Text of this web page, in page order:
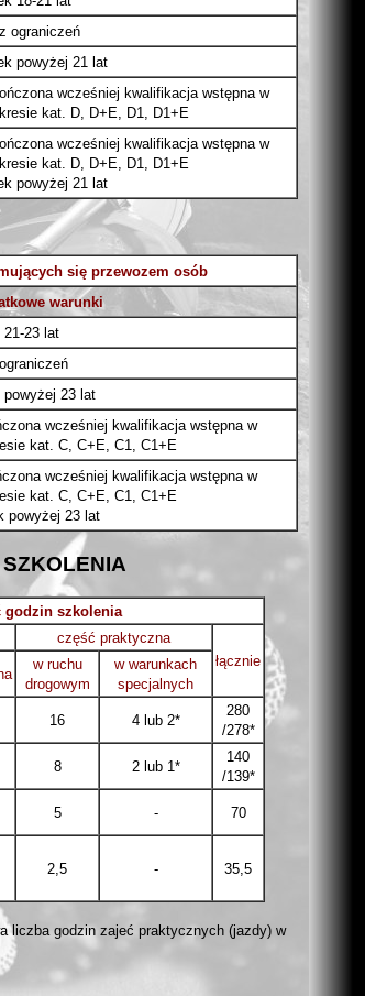
ograniczeń
powyżej 21 lat
wcześniej kwalifikacja wstępna w
kat. D, D+E, D1, D1+E
wcześniej kwalifikacja wstępna w
kat. D, D+E, D1, D1+E
powyżej 21 lat
się przewozem osób
warunki
21-23 lat
powyżej 23 lat
wcześniej kwalifikacja wstępna w
kat. C, C+E, C1, C1+E
wcześniej kwalifikacja wstępna w
kat. C, C+E, C1, C1+E
powyżej 23 lat
godzin szkolenia
część praktyczna
łącznie
w ruchu
drogowym
w warunkach
specjalnych
16 4 lub 2*
280
/278*
8 2 lub 1*
140
/139*
5 - 70
2,5 - 35,5
liczba godzin zajeć praktycznych (jazdy) w